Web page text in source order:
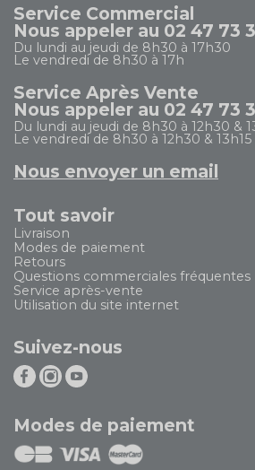
Service Commercial
Nous appeler au 02 47 73
Du lundi au jeudi de 8h30 à 17h30
Le vendredi de 8h30 à 17h
Service Après Vente
Nous appeler au 02 47 73
Du lundi au jeudi de 8h30 à 12h30 &
Le vendredi de 8h30 à 12h30 & 13h15
Nous envoyer un email
Tout savoir
Livraison
Modes de paiement
Retours
Questions commerciales fréquentes
Service après-vente
Utilisation du site internet
Suivez-nous
Modes de paiement